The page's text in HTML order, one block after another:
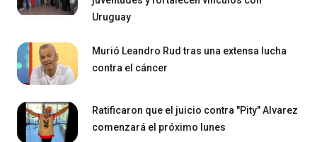
Uruguay
Murió Leandro Rud tras una extensa lucha
contra el cáncer
Ratificaron que el juicio contra "Pity" Alvarez
comenzará el próximo lunes